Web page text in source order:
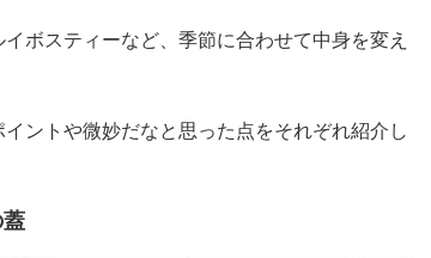
ボスティーなど、季節に合わせて中身を変え
ントや微妙だなと思った点をそれぞれ紹介し